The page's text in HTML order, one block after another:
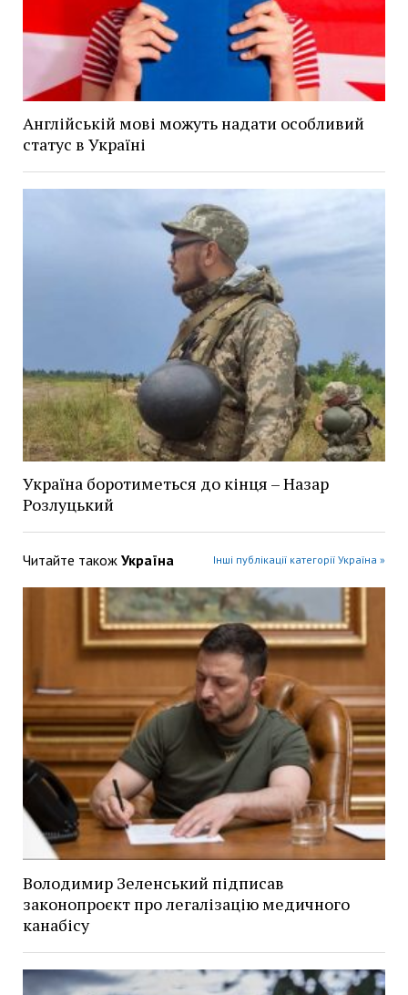
Англійській мові можуть надати особливий
статус в Україні
Україна боротиметься до кінця – Назар
Розлуцький
Читайте також Україна Інші публікації категорії Україна »
Володимир Зеленський підписав
законопроєкт про легалізацію медичного
канабісу